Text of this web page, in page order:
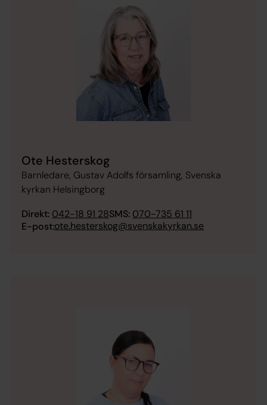
Ote Hesterskog
Barnledare, Gustav Adolfs församling, Svenska
kyrkan Helsingborg
Direkt: 042-18 91 28SMS: 070-735 61 11
E-post:ote.hesterskog@svenskakyrkan.se